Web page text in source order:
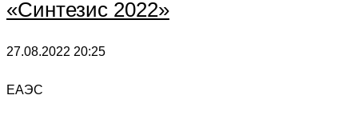
«Синтезис 2022»
27.08.2022 20:25
ЕАЭС